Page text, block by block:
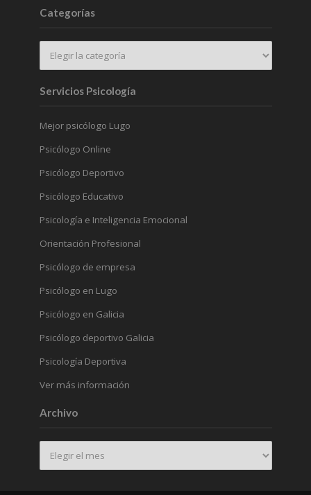
Categorías
Servicios Psicología
Mejor psicólogo Lugo
Psicólogo Online
Psicólogo Deportivo
Psicólogo Educativo
Psicología e Inteligencia Emocional
Orientación Profesional
Psicólogo de empresa
Psicólogo en Lugo
Psicólogo en Galicia
Psicólogo deportivo Galicia
Psicología Deportiva
Ver más información
Archivo
Archivo